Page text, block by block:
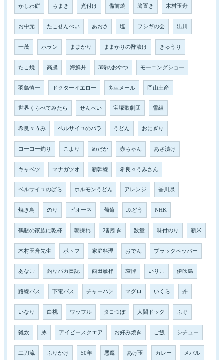
かしわ餅 ちまき 煮付け 備前焼 箸置き 木村玉舟
お中元 たこせんべい あおさ 塩 フシギの会 出川
一茂 ホラン ままかり ままかりの酢漬け きゅうり
たこ焼 高騰 海鮮丼 3時のおやつ モーニングショー
羽鳥慎一 ドクターイエロー 多幸メール 岡山土産
世界くらべてみたら せんべい 宝塚歌劇団 雪組
希良々うみ ベルサイユのバラ うどん おにぎり
ヨーヨー釣り こより めだか 赤ちゃん あさ漬け
キャベツ マナガツオ 新幹線 希良々うみさん
ベルサイユのばら ホルモンうどん アレンジ 香川県
焼き鳥 のり ピオーネ 葡萄 ぶどう NHK
鶴瓶の家族に乾杯 朝採れ 2割引き 数量 味付のり 新米
木村玉舟先生 ポトフ 家庭料理 おでん ブラックペッパー
あなご 釣りバカ日誌 西田敏行 哀悼 いりこ 伊吹島
路線バス 下電バス チャーハン マグロ いくら 丼
いなり 白桃 ワッフル タコつぼ 人間ドック ふぐ
雑炊 豚 アイビースクエア お好み焼き ご飯 シチュー
二刀流 ふりかけ 50年 悪魔 あげ玉 カレー メバル